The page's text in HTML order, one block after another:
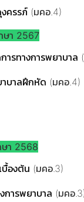
ครรภ์ (มคอ.4)
ษา 2567
ารทางการพยาบาล
บาลฝึกหัด (มคอ.4)
า 2568
บื้องต้น (มคอ.3)
การพยาบาล (มคอ